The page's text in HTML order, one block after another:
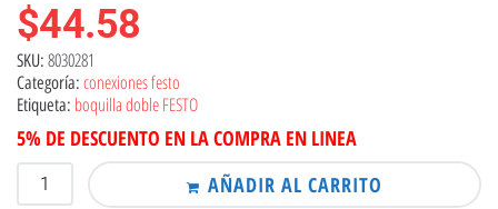
$44.58
SKU: 8030281
Categoría: conexiones festo
Etiqueta: boquilla doble FESTO
5% DE DESCUENTO EN LA COMPRA EN LINEA
AÑADIR AL CARRITO